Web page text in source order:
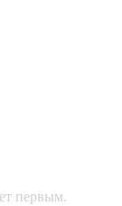
первым.